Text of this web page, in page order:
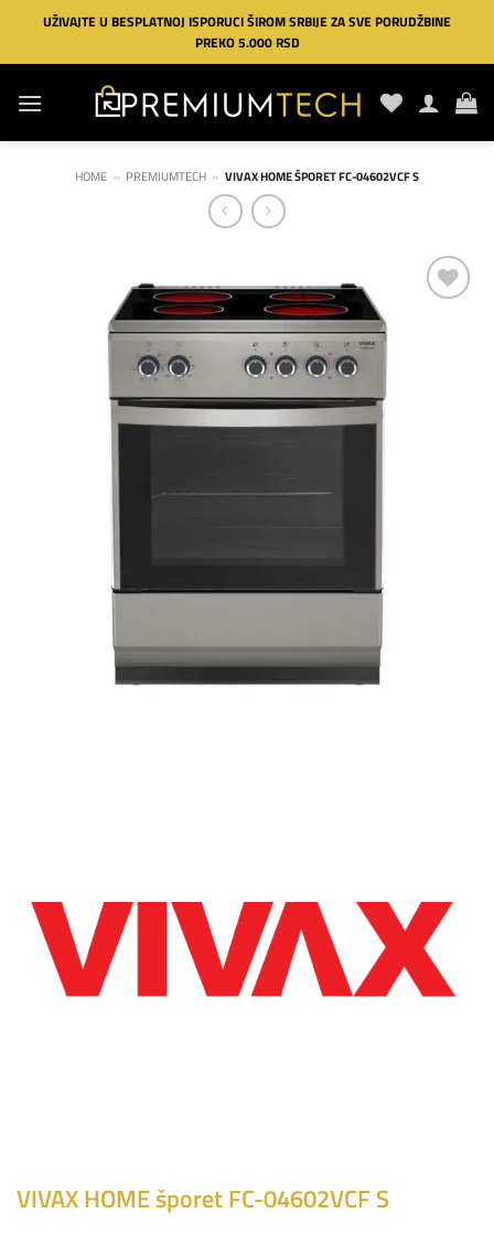
Preskoči
sadržaj
UŽIVAJTE U BESPLATNOJ ISPORUCI ŠIROM SRBIJE ZA SVE PORUDŽBINE
PREKO 5.000 RSD
HOME » PREMIUMTECH » VIVAX HOME ŠPORET FC-04602VCF S
VIVAX HOME šporet FC-04602VCF S